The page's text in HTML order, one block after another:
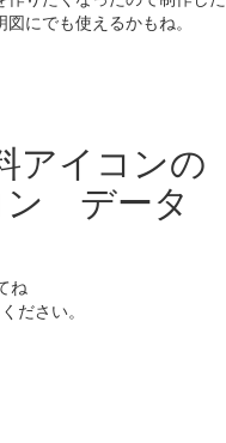
にでも使えるかもね。
アイコンの
ン データ
ださい。